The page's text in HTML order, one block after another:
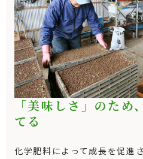
「美味しさ」のた
てる
化学肥料によって成長を促進